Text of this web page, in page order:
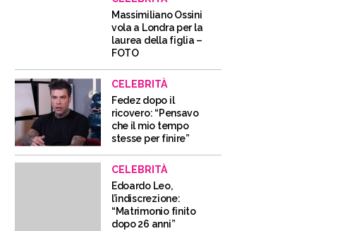
Massimiliano Ossini
vola a Londra per la
laurea della figlia –
FOTO
CELEBRITÀ
Fedez dopo il
ricovero: “Pensavo
che il mio tempo
stesse per finire”
CELEBRITÀ
Edoardo Leo,
l’indiscrezione:
“Matrimonio finito
dopo 26 anni”